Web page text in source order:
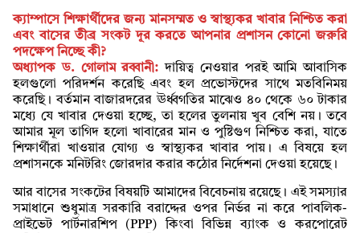
ক্যাম্পাসে শিক্ষার্থীদের জন্য মানসম্মত ও স্বাস্থ্যকর খাবার নিশ্চিত করা
এবং বাসের তীব্র সংকট দূর করতে আপনার প্রশাসন কোনো জরুরি
পদক্ষেপ নিচ্ছে কী?
অধ্যাপক ড. গোলাম রব্বানী:দায়িত্ব নেওয়ার পরই আমি আবাসিক
হলগুলো পরিদর্শন করেছি এবং হল প্রভোস্টদের সাথে মতবিনিময়
করেছি। বর্তমান বাজারদরের ঊর্ধ্বগতির মাঝেও ৪০ থেকে ৬০ টাকার
মধ্যে যে খাবার দেওয়া হচ্ছে, তা হলের তুলনায় খুব বেশি নয়। তবে
আমার মূল তাগিদ হলো খাবারের মান ও পুষ্টিগুণ নিশ্চিত করা, যাতে
শিক্ষার্থীরা খাওয়ার যোগ্য ও স্বাস্থ্যকর খাবার পায়। এ বিষয়ে হল
প্রশাসনকে মনিটরিং জোরদার করার কঠোর নির্দেশনা দেওয়া হয়েছে।
আর বাসের সংকটের বিষয়টি আমাদের বিবেচনায় রয়েছে। এই সমস্যার
সমাধানে শুধুমাত্র সরকারি বরাদ্দের ওপর নির্ভর না করে পাবলিক-
প্রাইভেট পার্টনারশিপ (PPP) কিংবা বিভিন্ন ব্যাংক ও করপোরেট